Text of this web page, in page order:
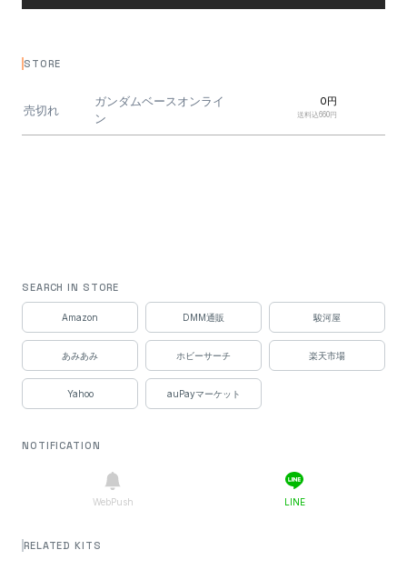
STORE
売切れ
ガンダムベースオンライ
ン
0円
送料込660円
SEARCH IN STORE
Amazon DMM通販 駿河屋
あみあみ ホビーサーチ 楽天市場
Yahoo auPayマーケット
NOTIFICATION
WebPush LINE
RELATED KITS